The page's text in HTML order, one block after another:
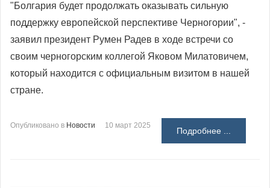
"Болгария будет продолжать оказывать сильную
поддержку европейской перспективе Черногории", -
заявил президент Румен Радев в ходе встречи со
своим черногорским коллегой Яковом Милатовичем,
который находится с официальным визитом в нашей
стране.
Опубликовано в Новости 10 март 2025
Подробнее ...